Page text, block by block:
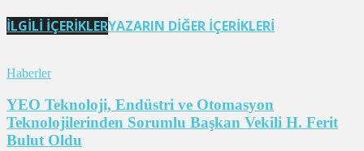
İLGİLİ İÇERİKLERYAZARIN DİĞER İÇERİKLERİ
Haberler
YEO Teknoloji, Endüstri ve Otomasyon
Teknolojilerinden Sorumlu Başkan Vekili H. Ferit
Bulut Oldu